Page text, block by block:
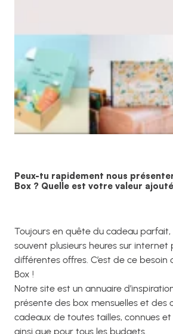
Peux-tu rapidement nous
Box ? Quelle est votre valeur
Toujours en quête du cadeau parfait,
souvent plusieurs heures sur internet
différentes offres. C’est de ce besoin
Box !
Notre site est un annuaire
présente des box mensuelles et des
cadeaux de toutes tailles, connues et
ainsi que pour tous les budgets.